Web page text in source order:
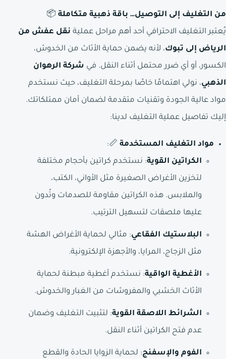
من التغليف إلى التوصيل… باقة ذهبية متكاملة 📦
يُعتبر التغليف الاحترافي أحد أهم مراحل عملية نقل عفش من
الرياض إلى تبوك، لأنه يضمن حماية الأثاث من الخدوش،
الكسور، أو أي ضرر محتمل أثناء النقل. في شركة الرهوان
الذهبي، نولي اهتمامًا خاصًا بمرحلة التغليف، حيث نستخدم
مواد عالية الجودة وتقنيات متقدمة لضمان أمان ممتلكاتك.
إليك تفاصيل عملية التغليف لدينا:
مواد التغليف المستخدمة📏:
الكراتين القوية: نستخدم كراتين بأحجام مختلفة
لتخزين الأغراض الصغيرة مثل الأواني، الكتب،
والملابس. هذه الكراتين مقاومة للصدمات وتُدون
عليها ملصقات لتسهيل الترتيب.
البلاستيك الفقاعي: مثالي لحماية الأغراض الهشة
مثل الزجاج، المرايا، والأجهزة الإلكترونية.
الأغطية الواقية: نستخدم أغطية مبطنة لحماية
الأثاث الخشبي والمفروشات من الغبار والخدوش.
الشرائط اللاصقة القوية: لتثبيت التغليف وضمان
عدم فتح الكراتين أثناء النقل.
الفوم والإسفنج: لحماية الزوايا الحادة والقطع